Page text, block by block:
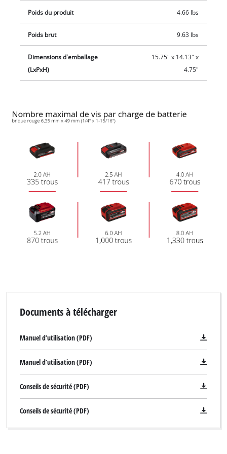
Poids du produit 4.66 lbs
Poids brut 9.63 lbs
Dimensions d'emballage
(LxPxH)
15.75" x 14.13" x
4.75"
Documents à télécharger
Manuel d’utilisation (PDF)
Manuel d’utilisation (PDF)
Conseils de sécurité (PDF)
Conseils de sécurité (PDF)